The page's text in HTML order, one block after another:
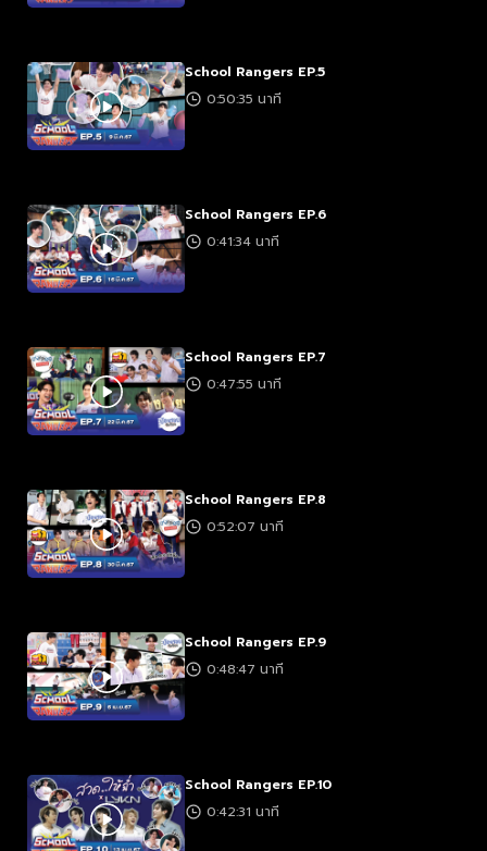
School Rangers EP.5
0:50:35 นาที
School Rangers EP.6
0:41:34 นาที
School Rangers EP.7
0:47:55 นาที
School Rangers EP.8
0:52:07 นาที
School Rangers EP.9
0:48:47 นาที
School Rangers EP.10
0:42:31 นาที